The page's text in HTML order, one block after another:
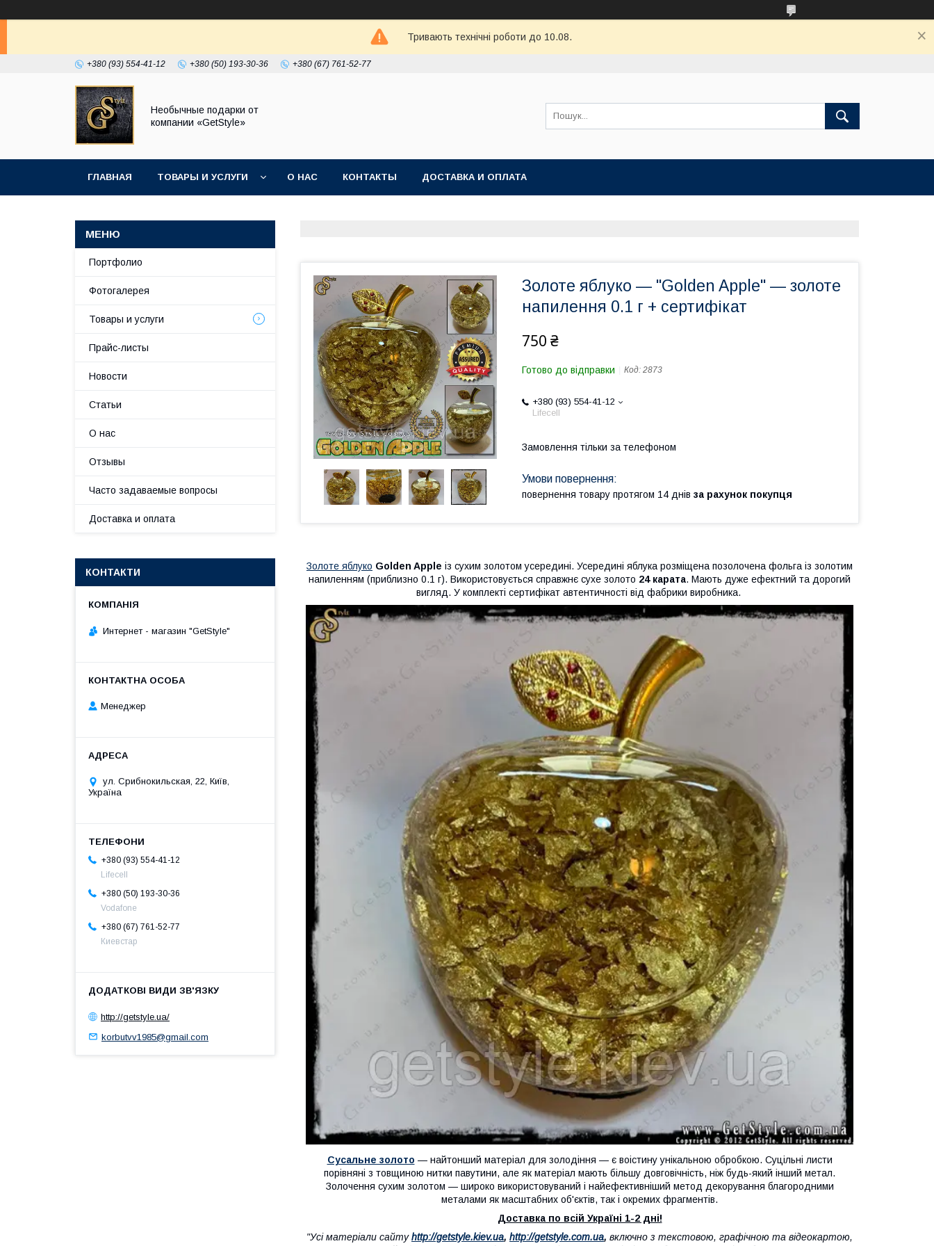
Тривають технічні роботи до 10.08.
+380 (93) 554-41-12 +380 (50) 193-30-36 +380 (67) 761-52-77
Необычные подарки от
компании «GetStyle»
ГЛАВНАЯ ТОВАРЫ И УСЛУГИ О НАС КОНТАКТЫ ДОСТАВКА И ОПЛАТА
Золоте яблуко — "Golden Apple" — золоте
напилення 0.1 г + сертифікат
750 ₴
Готово до відправки Код: 2873
+380 (93) 554-41-12
Lifecell
Замовлення тільки за телефоном
повернення товару протягом 14 днів за рахунок покупця
Золоте яблуко Golden Apple із сухим золотом усередині. Усередині яблука розміщена позолочена фольга із золотим
напиленням (приблизно 0.1 г). Використовується справжнє сухе золото 24 карата. Мають дуже ефектний та дорогий
вигляд. У комплекті сертифікат автентичності від фабрики виробника.
Сусальне золото — найтонший матеріал для золодіння — є воістину унікальною обробкою. Суцільні листи
порівняні з товщиною нитки павутини, але як матеріал мають більшу довговічність, ніж будь-який інший метал.
Золочення сухим золотом — широко використовуваний і найефективніший метод декорування благородними
металами як масштабних об'єктів, так і окремих фрагментів.
Доставка по всій Україні 1-2 дні!
"Усі матеріали сайтуhttp://getstyle.kiev.ua, http://getstyle.com.ua, включно з текстовою, графічною та відеокартою,
Портфолио
Фотогалерея
Товары и услуги
Прайс-листы
Новости
Статьи
О нас
Отзывы
Часто задаваемые вопросы
Доставка и оплата
КОНТАКТИ
Интернет - магазин "GetStyle"
Менеджер
ул. Срибнокильская, 22, Київ,
Україна
+380 (93) 554-41-12
Lifecell
+380 (50) 193-30-36
Vodafone
+380 (67) 761-52-77
Киевстар
http://getstyle.ua/
korbutvv1985@gmail.com